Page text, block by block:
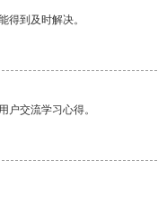
得到及时解决。
户交流学习心得。